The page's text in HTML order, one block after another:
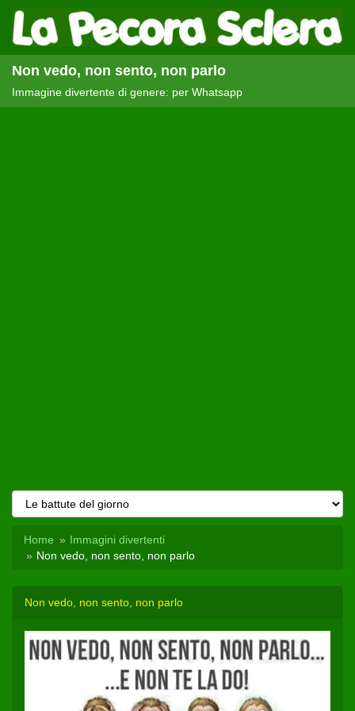
Non vedo, non sento, non parlo
Immagine divertente di genere: per Whatsapp
Home
Immagini divertenti
Non vedo, non sento, non parlo
Non vedo, non sento, non parlo